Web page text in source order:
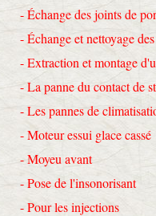
- Échange des joints de
- Échange et nettoyage
- Extraction et montage
- La panne du contact de
- Les pannes de
- Moteur essui glace cassé
- Moyeu avant
- Pose de l'insonorisant
- Pour les injections